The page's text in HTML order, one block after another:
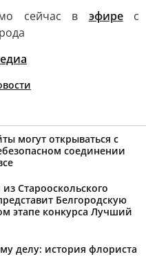
сейчас в эфирес
могут открываться с
соединении
Старооскольского
Белгородскую
этапе конкурса Лучший
делу: история флориста